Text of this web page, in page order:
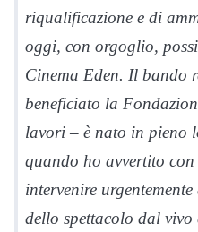
riqualificazione e di
oggi, con orgoglio,
Cinema Eden. Il bando
beneficiato la
lavori – è nato in pieno
quando ho avvertito
intervenire
dello spettacolo dal vivo